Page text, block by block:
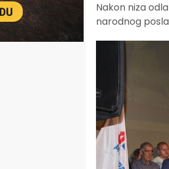
Nakon niza
narodnog